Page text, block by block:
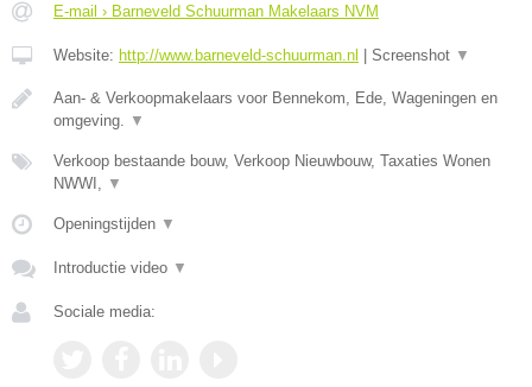
E-mail › Barneveld Schuurman Makelaars NVM
Website: http://www.barneveld-schuurman.nl | Screenshot ▼
Aan- & Verkoopmakelaars voor Bennekom, Ede, Wageningen en
omgeving.
▼
Verkoop bestaande bouw, Verkoop Nieuwbouw, Taxaties Wonen
NWWI,
▼
Openingstijden ▼
Introductie video ▼
Sociale media: